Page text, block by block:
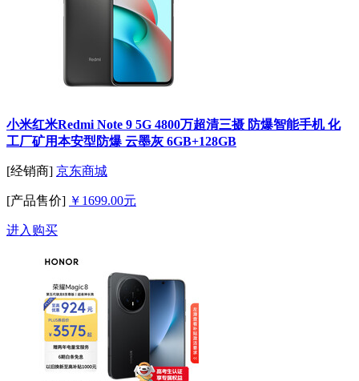
小米红米Redmi Note 9 5G 4800万超清三摄 防爆智能手机 化
工厂矿用本安型防爆 云墨灰 6GB+128GB
[经销商] 京东商城
[产品售价] ￥1699.00元
进入购买